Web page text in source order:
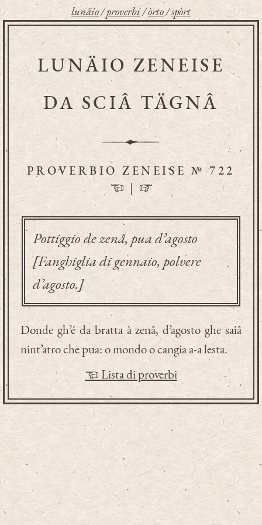
lunäio/proverbi/òrto/spòrt
LUNÄIO ZENEISE
DA SCIÂ TÄGNÂ
PROVERBIO ZENEISE № 722
☜ | ☞
Pottiggio de zenâ, pua d’agosto
[Fanghiglia di gennaio, polvere
d’agosto.]
Donde gh’é da bratta à zenâ, d’agosto ghe saiâ
nint’atro che pua: o mondo o cangia a-a lesta.
☜ Lista di proverbi